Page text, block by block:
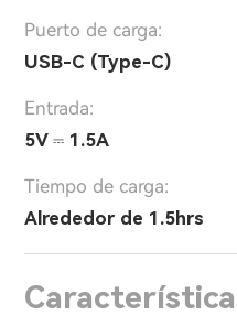
Puerto de carga:
USB-C (Type-C)
Entrada:
5V ⎓ 1.5A
Tiempo de carga:
Alrededor de 1.5hrs